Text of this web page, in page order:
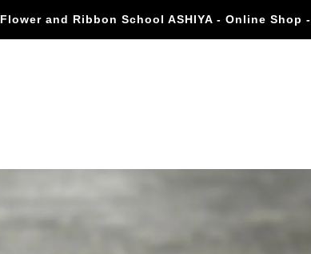
Flower and Ribbon School ASHIYA - Online Shop -